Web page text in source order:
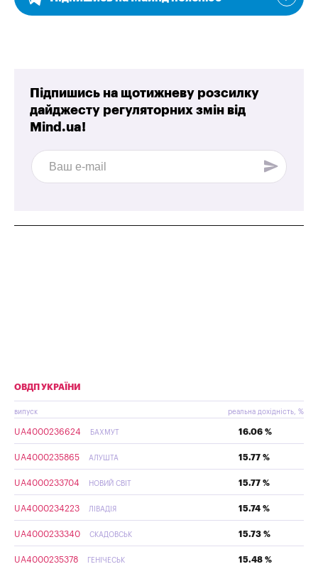
Підпишись на щотижневу розсилку
дайджесту регуляторних змін від
Mind.ua!
ОВДП УКРАЇНИ
випуск реальна дохідність, %
UA4000236624 БАХМУТ 16.06 %
UA4000235865 АЛУШТА 15.77 %
UA4000233704 НОВИЙ СВІТ 15.77 %
UA4000234223 ЛІВАДІЯ 15.74 %
UA4000233340 СКАДОВСЬК 15.73 %
UA4000235378 ГЕНІЧЕСЬК 15.48 %